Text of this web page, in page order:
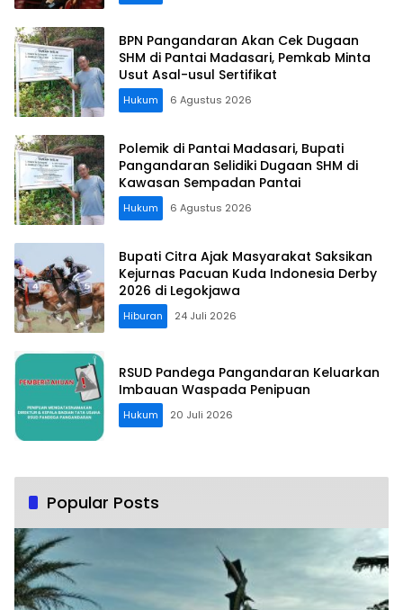
BPN Pangandaran Akan Cek Dugaan
SHM di Pantai Madasari, Pemkab Minta
Usut Asal-usul Sertifikat
Hukum 6 Agustus 2026
Polemik di Pantai Madasari, Bupati
Pangandaran Selidiki Dugaan SHM di
Kawasan Sempadan Pantai
Hukum 6 Agustus 2026
Bupati Citra Ajak Masyarakat Saksikan
Kejurnas Pacuan Kuda Indonesia Derby
2026 di Legokjawa
Hiburan 24 Juli 2026
RSUD Pandega Pangandaran Keluarkan
Imbauan Waspada Penipuan
Hukum 20 Juli 2026
Popular Posts